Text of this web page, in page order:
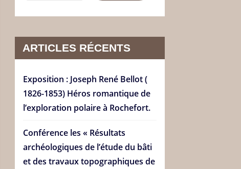
ARTICLES RÉCENTS
Exposition : Joseph René Bellot (
1826-1853) Héros romantique de
l’exploration polaire à Rochefort.
Conférence les « Résultats
archéologiques de l’étude du bâti
et des travaux topographiques de